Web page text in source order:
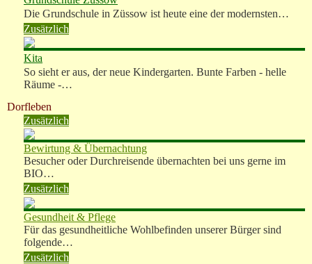
Die Grundschule in Züssow ist heute eine der modernsten…
Zusätzlich
Kita
So sieht er aus, der neue Kindergarten. Bunte Farben - helle
Räume -…
Dorfleben
Zusätzlich
Bewirtung & Übernachtung
Besucher oder Durchreisende übernachten bei uns gerne im
BIO…
Zusätzlich
Gesundheit & Pflege
Für das gesundheitliche Wohlbefinden unserer Bürger sind
folgende…
Zusätzlich